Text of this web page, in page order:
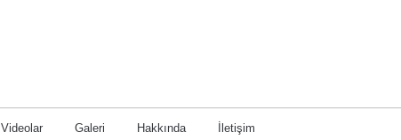
Videolar Galeri Hakkında İletişim